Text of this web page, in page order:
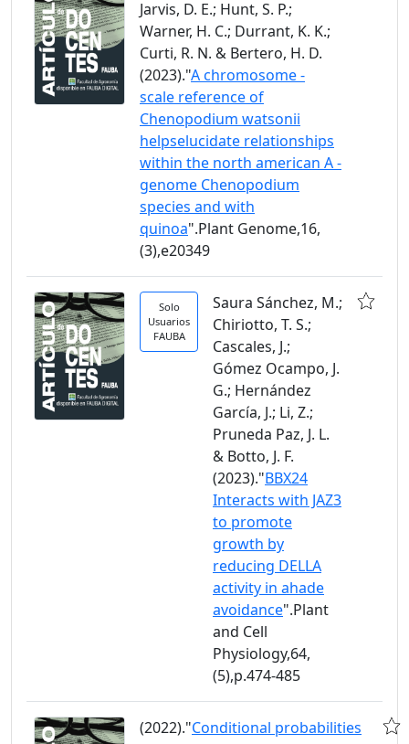
Jarvis, D. E.; Hunt, S. P.;
Warner, H. C.; Durrant, K. K.;
Curti, R. N. & Bertero, H. D.
(2023)."A chromosome -
scale reference of
Chenopodium watsonii
helpselucidate relationships
within the north american A -
genome Chenopodium
species and with
quinoa".Plant Genome,16,
(3),e20349
Solo
Usuarios
FAUBA
Saura Sánchez, M.;
Chiriotto, T. S.;
Cascales, J.;
Gómez Ocampo, J.
G.; Hernández
García, J.; Li, Z.;
Pruneda Paz, J. L.
& Botto, J. F.
(2023)."BBX24
Interacts with JAZ3
to promote
growth by
reducing DELLA
activity in ahade
avoidance".Plant
and Cell
Physiology,64,
(5),p.474-485
(2022)."Conditional probabilities